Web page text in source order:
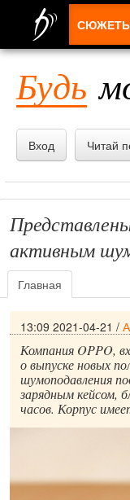
Будь
Вход Читай
активным
Главная
13:09 2021-04-21 /
Компания OPPO,
о выпуске новых
шумоподавления
зарядным кейсом,
часов. Корпус
ПРИЛОЖЕНИЯ